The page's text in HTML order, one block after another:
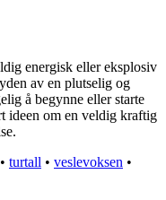
energisk eller eksplosiv
av en plutselig og
å begynne eller starte
ideen om en veldig kraftig
turtall • veslevoksen •